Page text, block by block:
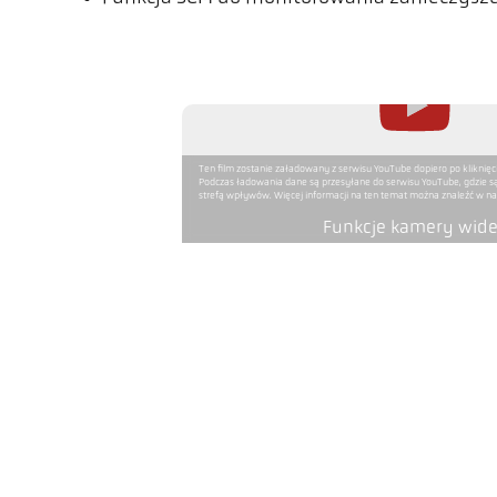
Ten film zostanie załadowany z serwisu YouTube dopiero po
Podczas ładowania dane są przesyłane do serwisu YouTube, gdzie
strefą wpływów. Więcej informacji na ten temat można znaleźć w
Funkcje kamery